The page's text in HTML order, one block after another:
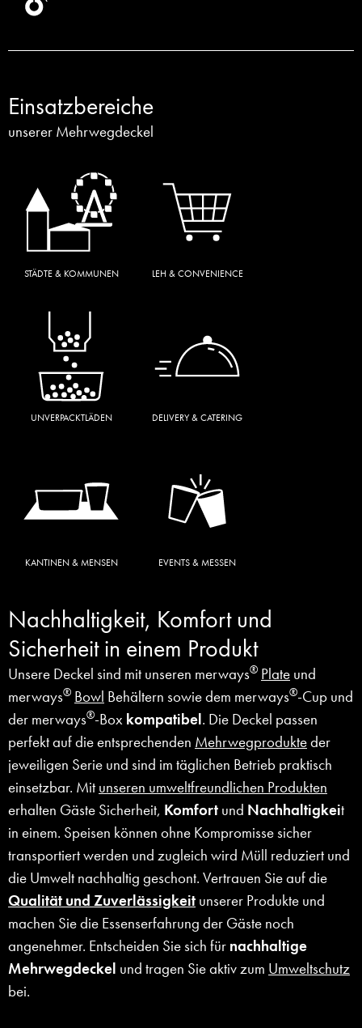
Einsatz­bereiche
unserer Mehrwegdeckel
STÄDTE & KOMMUNEN LEH & CONVENIENCE
UNVERPACKTLÄDEN DELIVERY & CATERING
KANTINEN & MENSEN EVENTS & MESSEN
Nachhaltigkeit, Komfort und
Sicherheit in einem Produkt
Unsere Deckel sind mit unseren merways® Plate und
merways® Bowl Behältern sowie dem merways®-Cup und
der merways®-Box kompatibel. Die Deckel passen
perfekt auf die entsprechenden Mehrwegprodukteder
jeweiligen Serie und sind im täglichen Betrieb praktisch
einsetzbar. Mit unseren umweltfreundlichen Produkten
erhalten Gäste Sicherheit, Komfort und Nachhaltigkeit
in einem. Speisen können ohne Kompromisse sicher
transportiert werden und zugleich wird Müll reduziert und
die Umwelt nachhaltig geschont. Vertrauen Sie auf die
Qualität und Zuverlässigkeit unserer Produkte und
machen Sie die Essenserfahrung der Gäste noch
angenehmer. Entscheiden Sie sich für nachhaltige
Mehrwegdeckel und tragen Sie aktiv zum Umweltschutz
bei.